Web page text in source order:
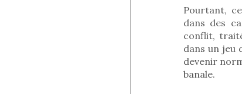
Pourtant,
dans des
conflit,
dans un jeu
devenir
banale.